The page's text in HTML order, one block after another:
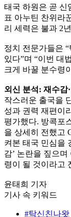
태국 하원은 곧 신
표 아누틴 찬위라
리 세력은 불과 2
정치 전문가들은
있다”며 “이번 대
크게 바꿀 분수령
외신 분석: 재수감
작스러운 출국을
성과 권력 재편이
평가했다. 방콕포
을 상세히 전했고
켜본 태국 민심을
감’ 논란을 짚으
령이 될 것이라고
윤태희 기자
기사 속 키워드
#탁신친나왓